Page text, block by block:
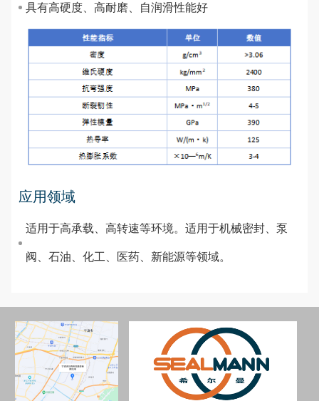
具有高硬度、高耐磨、自润滑性能好
应用领域
适用于高承载、高转速等环境。适用于机械密封、泵
阀、石油、化工、医药、新能源等领域。